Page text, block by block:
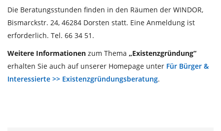
Die Beratungsstunden finden in den Räumen der WINDOR,
Bismarckstr. 24, 46284 Dorsten statt. Eine Anmeldung ist
erforderlich. Tel. 66 34 51.
Weitere Informationen zum Thema „Existenzgründung“
erhalten Sie auch auf unserer Homepage unter Für Bürger &
Interessierte >> Existenzgründungsberatung.